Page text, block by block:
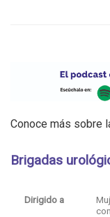
Conoce más sobre
Brigadas
Dirigido a